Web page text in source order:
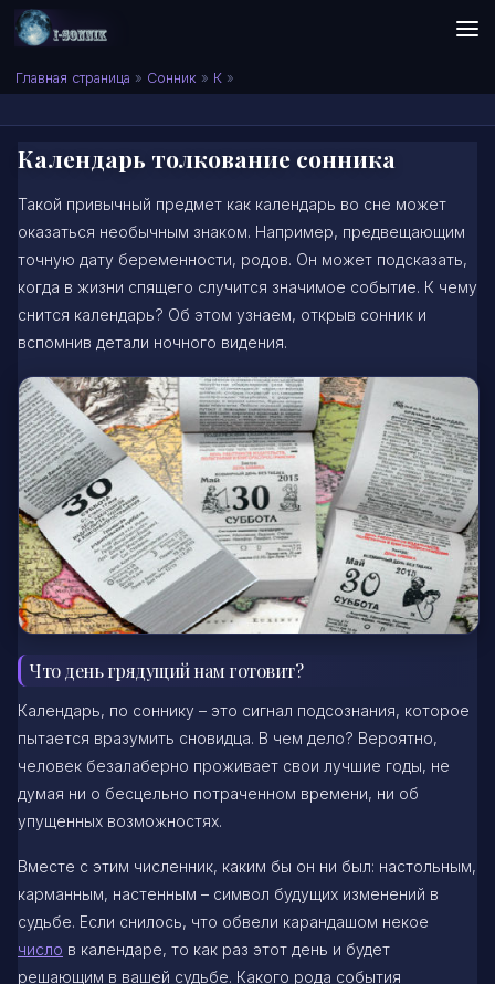
Skip to content
Сонник I-SONNIK.COM
Главная страница » Сонник » К »
Календарь толкование сонника
Такой привычный предмет как календарь во сне может
оказаться необычным знаком. Например, предвещающим
точную дату беременности, родов. Он может подсказать,
когда в жизни спящего случится значимое событие. К чему
снится календарь? Об этом узнаем, открыв сонник и
вспомнив детали ночного видения.
Что день грядущий нам готовит?
Календарь, по соннику – это сигнал подсознания, которое
пытается вразумить сновидца. В чем дело? Вероятно,
человек безалаберно проживает свои лучшие годы, не
думая ни о бесцельно потраченном времени, ни об
упущенных возможностях.
Вместе с этим численник, каким бы он ни был: настольным,
карманным, настенным – символ будущих изменений в
судьбе. Если снилось, что обвели карандашом некое
число в календаре, то как раз этот день и будет
решающим в вашей судьбе. Какого рода события